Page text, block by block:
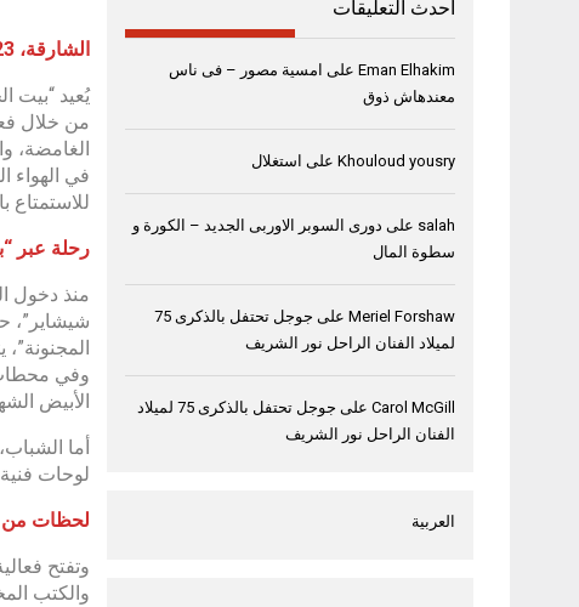
الشارقة، 23 ديسمبر 2024
يُعيد “بيت
الغامضة،
في الهواء
للاستمتاع
رحلة عبر
منذ دخول
شيشاير”،
وفي
الأبيض
أما
لوحات
لحظات من
وتفتح
والكتب
أحدث التعليقات
Eman Elhakim على امسية مصور – فى ناس
معندهاش ذوق
Khouloud yousry على استغلال
salah على دورى السوبر الاوربى الجديد – الكورة و
سطوة المال
Meriel Forshaw على
جوجل تحتفل بالذكرى 75
لميلاد الفنان الراحل نور الشريف
Carol McGill على
جوجل تحتفل بالذكرى 75 لميلاد
الفنان الراحل نور الشريف
العربية